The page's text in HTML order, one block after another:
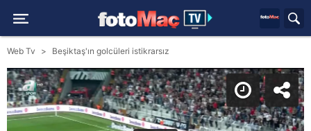
Web Tv Beşiktaş'ın golcüleri istikrarsız